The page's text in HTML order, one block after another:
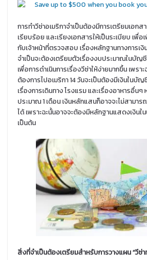
การทำวีซ่าอเมริกาจำเป็นต้องมีการเตรียมเอกส
เรียบร้อย และเรียงเอกสารให้เป็นระเบียบ เพื่อ
กับเจ้าหน้าที่ตรวจสอบ เรื่องหลักฐานทางการ
จำเป็นจะต้องเตรียมตัวเรื่องงบประมาณในบัญ
เพื่อการดำเนินการเรื่องวีซ่าให้ง่ายมากขึ้น เพร
ต้องการไปอเมริกา 14 วันจะเป็นต้องมีเงินในบั
เรื่องการเดินทาง โรงแรม และเรื่องอาหารอื่นๆ
ประมาณ 1 เดือน เงินหลักแสนก็อาจจะไม่สามาร
ได้ เพราะฉะนั้นอาจจะต้องมีหลักฐานแสดงเงิน
เป็นต้น
สิ่งที่จำเป็นต้องเตรียมสำหรับการวางแผน “วีซ่า